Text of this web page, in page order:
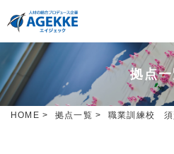
拠点
HOME > 拠点一覧 > 職業訓練校 須